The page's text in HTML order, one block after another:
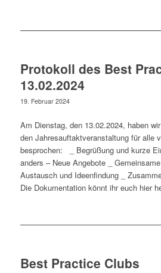
Protokoll des Best
13.02.2024
19. Februar 2024
Am Dienstag, den 13.02.2024, haben
den Jahresauftaktveranstaltung für alle
besprochen: _ Begrüßung und kurze
anders – Neue Angebote _ Gemeinsame
Austausch und Ideenfindung _
Die Dokumentation könnt ihr euch hier
Best Practice Clubs